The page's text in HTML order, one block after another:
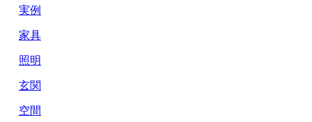
実例
家具
照明
玄関
空間